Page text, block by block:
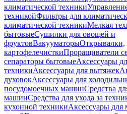
климатической техники
техникойФильтры для
климатической техникиМелкая
бытовыеСушилки для овощей и
фруктовВакууматорыОткрывалки,
картофелечисткиПроращиватели
сепараторы бытовыеАксессуары
техникиАксессуары для вытяжек
духовокАксессуары для
посудомоечных машинСредства
машинСредства для ухода за
кухонной техникиАксессуары